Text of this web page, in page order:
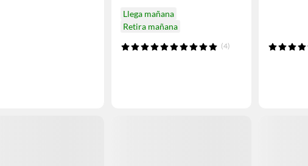
Llega mañana
Retira mañana
(4)